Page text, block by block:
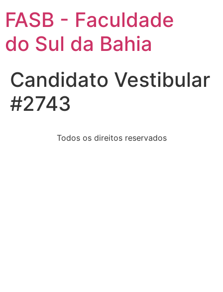
FASB - Faculdade
do Sul da Bahia
Candidato Vestibular
#2743
Todos os direitos reservados